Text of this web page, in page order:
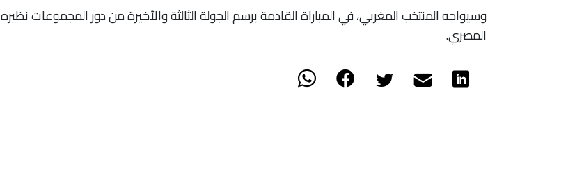
وسيواجه المنتخب المغربي، في المباراة القادمة برسم الجولة الثالثة والأخيرة من دور المجموعات نظيره
المصري.